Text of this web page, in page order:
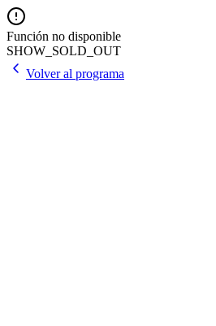
Función no disponible
SHOW_SOLD_OUT
Volver al programa